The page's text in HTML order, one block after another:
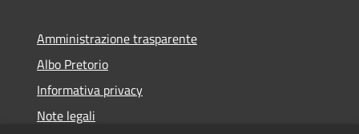
Amministrazione trasparente
Albo Pretorio
Informativa privacy
Note legali